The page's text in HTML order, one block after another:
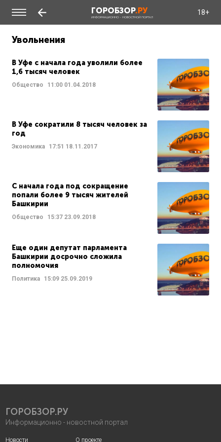
ГОРОБЗОР.РУ
ИНФОРМАЦИОННО - НОВОСТНОЙ ПОРТАЛ
18+
Увольнения
В Уфе с начала года уволили более
1,6 тысяч человек
Общество 11:00 01.04.2018
В Уфе сократили 8 тысяч человек за
год
Экономика 17:51 18.11.2017
С начала года под сокращение
попали более 9 тысяч жителей
Башкирии
Общество 15:37 23.09.2018
Еще один депутат парламента
Башкирии досрочно сложила
полномочия
Политика 15:09 25.09.2019
ГОРОБЗОР.РУ
Информационно - новостной портал
Новости О проекте